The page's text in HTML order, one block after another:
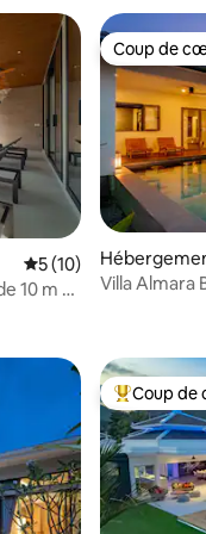
: 5 sur 5
Évaluation moyenne
5 (10)
10 m et
Coup de
Coup de
e
Villa Almara
Coups de
Coup de